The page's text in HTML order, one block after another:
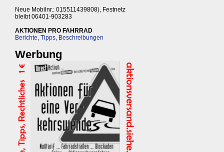
Neue Mobilnr.: 015511439808), Festnetz
bleibt 06401-903283
AKTIONEN PRO FAHRRAD
Berichte, Tipps, Beschreibungen
Werbung